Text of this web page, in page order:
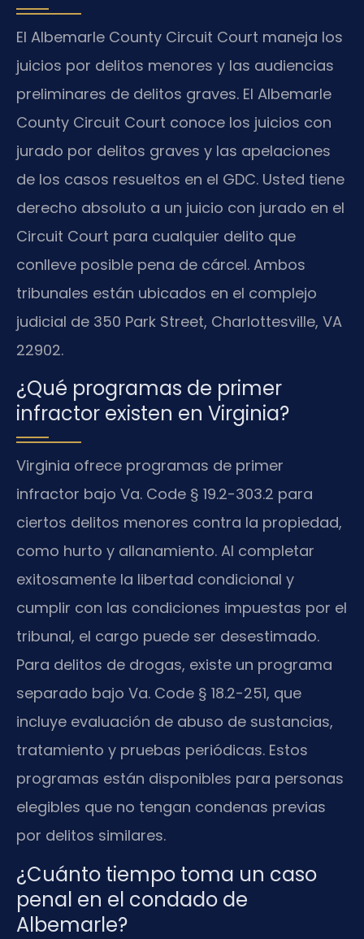
El Albemarle County Circuit Court maneja los
juicios por delitos menores y las audiencias
preliminares de delitos graves. El Albemarle
County Circuit Court conoce los juicios con
jurado por delitos graves y las apelaciones
de los casos resueltos en el GDC. Usted tiene
derecho absoluto a un juicio con jurado en el
Circuit Court para cualquier delito que
conlleve posible pena de cárcel. Ambos
tribunales están ubicados en el complejo
judicial de 350 Park Street, Charlottesville, VA
22902.
¿Qué programas de primer
infractor existen en Virginia?
Virginia ofrece programas de primer
infractor bajo Va. Code § 19.2-303.2 para
ciertos delitos menores contra la propiedad,
como hurto y allanamiento. Al completar
exitosamente la libertad condicional y
cumplir con las condiciones impuestas por el
tribunal, el cargo puede ser desestimado.
Para delitos de drogas, existe un programa
separado bajo Va. Code § 18.2-251, que
incluye evaluación de abuso de sustancias,
tratamiento y pruebas periódicas. Estos
programas están disponibles para personas
elegibles que no tengan condenas previas
por delitos similares.
¿Cuánto tiempo toma un caso
penal en el condado de
Albemarle?